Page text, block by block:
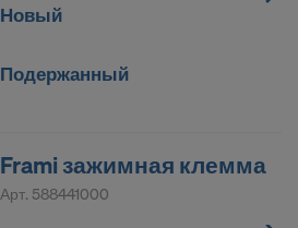
Новый
Подержанный
Frami зажимная клемма
Арт. 588441000